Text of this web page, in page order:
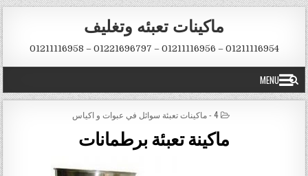
Skip to content
ماكينات تعبئه وتغليف
01211116954 – 01211116956 – 01221696797 – 01211116958
MENU
POSTED IN
4 - ماكينات تعبئة سوائل في عبوات و اكياس
ماكينة تعبئة برطمانات